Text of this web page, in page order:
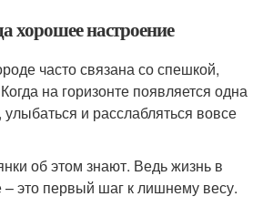
хорошее настроение
часто связана со спешкой,
на горизонте появляется одна
и расслабляться вовсе
об этом знают. Ведь жизнь в
– это первый шаг к лишнему весу.